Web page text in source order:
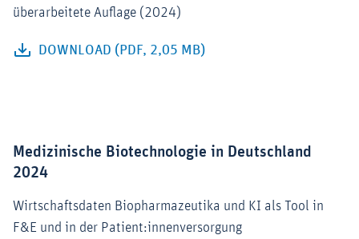
überarbeitete Auflage (2024)
DOWNLOAD (PDF, 2,05 MB)
Medizinische Biotechnologie in Deutschland
2024
Wirtschaftsdaten Biopharmazeutika und KI als Tool in
F&E und in der Patient:innenversorgung